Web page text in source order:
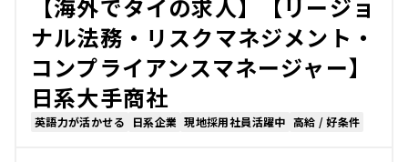
【海外でタイの求人】【リージョ
ナル法務・リスクマネジメント・
コンプライアンスマネージャー】
日系大手商社
英語力が活かせる 日系企業 現地採用社員活躍中 高給 / 好条件